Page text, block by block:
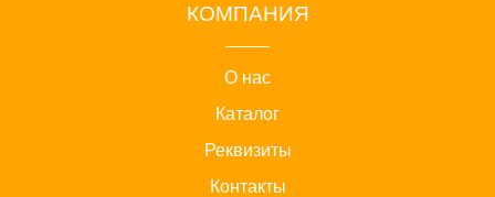
КОМПАНИЯ
О нас
Каталог
Реквизиты
Контакты